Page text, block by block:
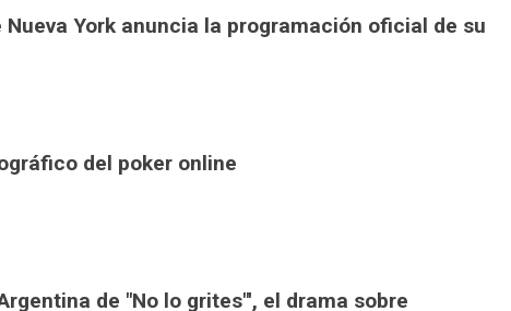
Nueva York anuncia la programación oficial de su
del poker online
de "No lo grites"', el drama sobre